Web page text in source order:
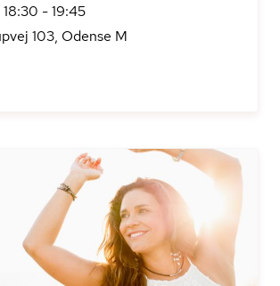
- 19:45
103, Odense M